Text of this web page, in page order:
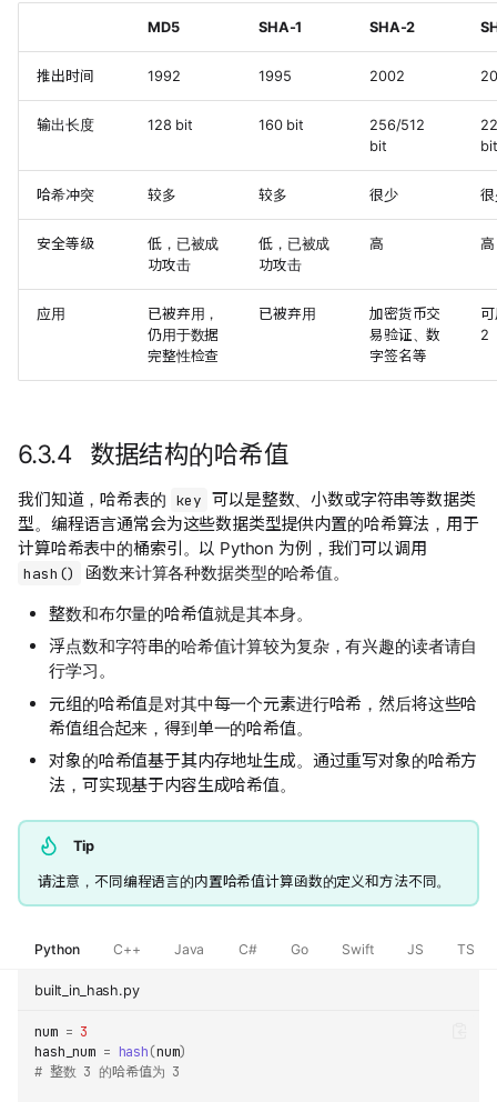
MD5 SHA-1 SHA-2
推出时间 1992 1995 2002
输出长度 128 bit 160 bit
256/512
bit
bit
哈希冲突 较多 较多 很少
安全等级
低，已被成
功攻击
低，已被成
功攻击
高 高
应用
已被弃用，
仍用于数据
完整性检查
已被弃用
加密货币交
易验证、数
字签名等
2
6.3.4 数据结构的哈希值
我们知道，哈希表的 key 可以是整数、小数或字符串等数据类
型。编程语言通常会为这些数据类型提供内置的哈希算法，用于
计算哈希表中的桶索引。以 Python 为例，我们可以调用
hash()
函数来计算各种数据类型的哈希值。
整数和布尔量的哈希值就是其本身。
浮点数和字符串的哈希值计算较为复杂，有兴趣的读者请自
行学习。
元组的哈希值是对其中每一个元素进行哈希，然后将这些哈
希值组合起来，得到单一的哈希值。
对象的哈希值基于其内存地址生成。通过重写对象的哈希方
法，可实现基于内容生成哈希值。
Tip
请注意，不同编程语言的内置哈希值计算函数的定义和方法不同。
Python C++ Java C# Go Swift JS TS
built_in_hash.py
num = 3
hash_num = hash(num)
# 整数 3 的哈希值为 3